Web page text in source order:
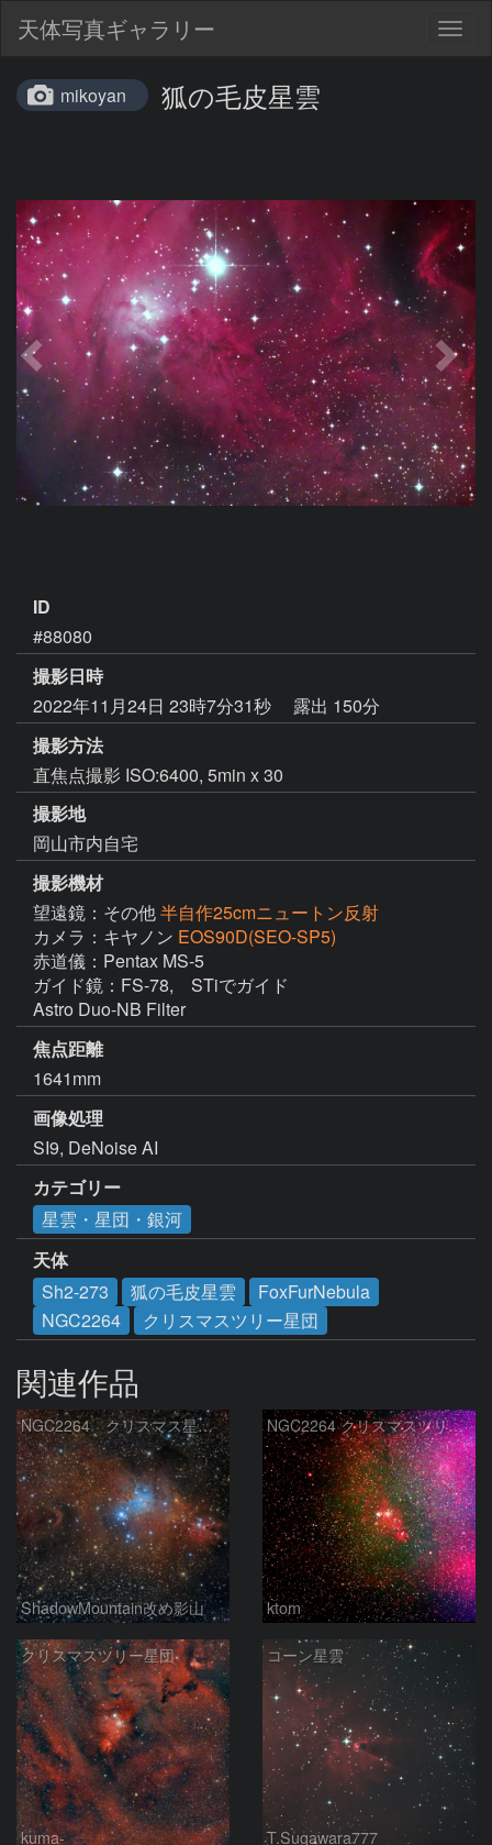
天体写真ギャラリー
mikoyan 狐の毛皮星雲
ID
#88080
撮影日時
2022年11月24日 23時7分31秒
露出 150分
撮影方法
直焦点撮影 ISO:6400, 5min x 30
撮影地
岡山市内自宅
撮影機材
望遠鏡：その他半自作25cmニュートン反射
カメラ：キヤノン EOS90D(SEO-SP5)
赤道儀：Pentax MS-5
ガイド鏡：FS-78,　STiでガイド
Astro Duo-NB Filter
焦点距離
1641mm
画像処理
SI9, DeNoise AI
カテゴリー
星雲・星団・銀河
天体
Sh2-273
狐の毛皮星雲
FoxFurNebula
NGC2264
クリスマスツリー星団
関連作品
NGC2264 クリスマス星団等
ShadowMountain改め影山
NGC2264 クリスマスツリー星団周辺 2026-4-2
ktom
クリスマスツリー星団
kuma-
コーン星雲
T.Sugawara777